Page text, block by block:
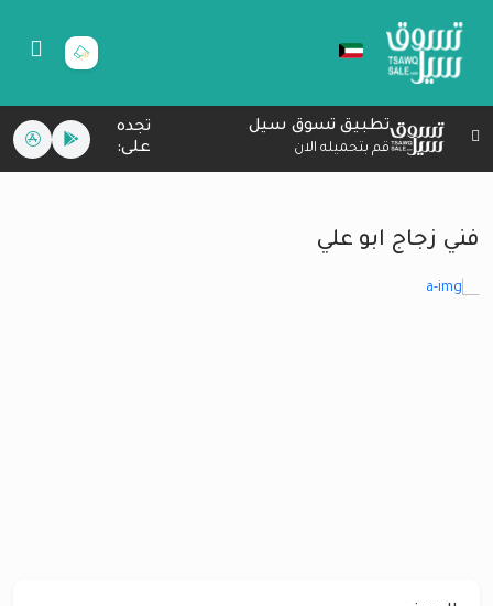
تطبيق تسوق سيل
قم بتحميله الان
تجده
على:
فني زجاج ابو علي